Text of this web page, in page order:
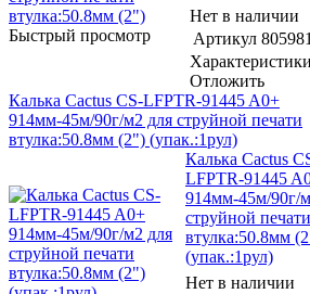
Быстрый просмотр
Нет в наличии
Артикул 805981
Характеристики
Отложить
Калька Cactus CS-LFPTR-91445 A0+
914мм-45м/90г/м2 для струйной печати
втулка:50.8мм (2") (упак.:1рул)
Калька Cactus
LFPTR-91445
914мм-45м/90г/
струйной печати
втулка:50.8мм
(упак.:1рул)
Нет в наличии